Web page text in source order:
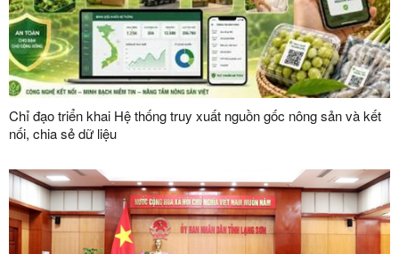
Chỉ đạo triển khai Hệ thống truy xuất nguồn gốc nông sản và kết
nối, chia sẻ dữ liệu